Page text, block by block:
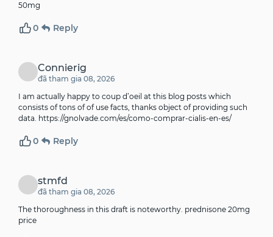
50mg
0 Reply
Connierig
đã tham gia 08, 2026
I am actually happy to coup d’oeil at this blog posts which
consists of tons of of use facts, thanks object of providing such
data. https://gnolvade.com/es/como-comprar-cialis-en-es/
0 Reply
stmfd
đã tham gia 08, 2026
The thoroughness in this draft is noteworthy. prednisone 20mg
price